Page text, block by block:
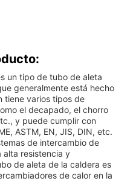
un tipo de tubo de aleta
generalmente está hecho
tiene varios tipos de
el decapado, el chorro
y puede cumplir con
ASTM, EN, JIS, DIN, etc.
de intercambio de
alta resistencia y
de aleta de la caldera es
de calor en la